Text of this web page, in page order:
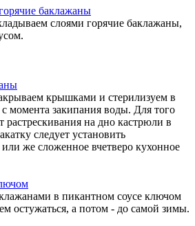
слоями горячие баклажаны,
крышками и стерилизуем в
момента закипания воды. Для того
растрескивания на дно кастрюли в
следует установить
же сложенное вчетверо кухонное
в пикантном соусе ключом
остужаться, а потом - до самой зимы.